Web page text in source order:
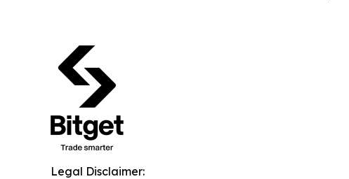
Legal Disclaimer: